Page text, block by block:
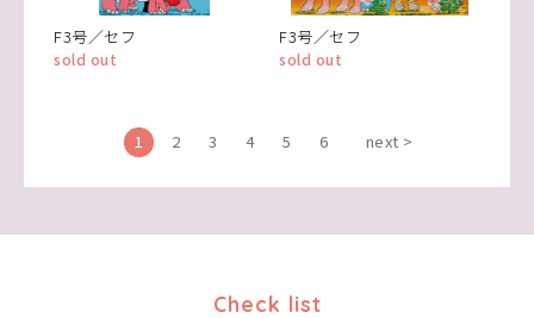
F3号／セフ
sold out
F3号／セフ
sold out
1 2 3 4 5 6 next >
Check list